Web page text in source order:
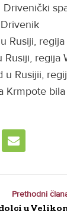
Drivenički
Rusiji,
Rusiji, regija
u Rusijii,
Krmpote
Prethodni
u